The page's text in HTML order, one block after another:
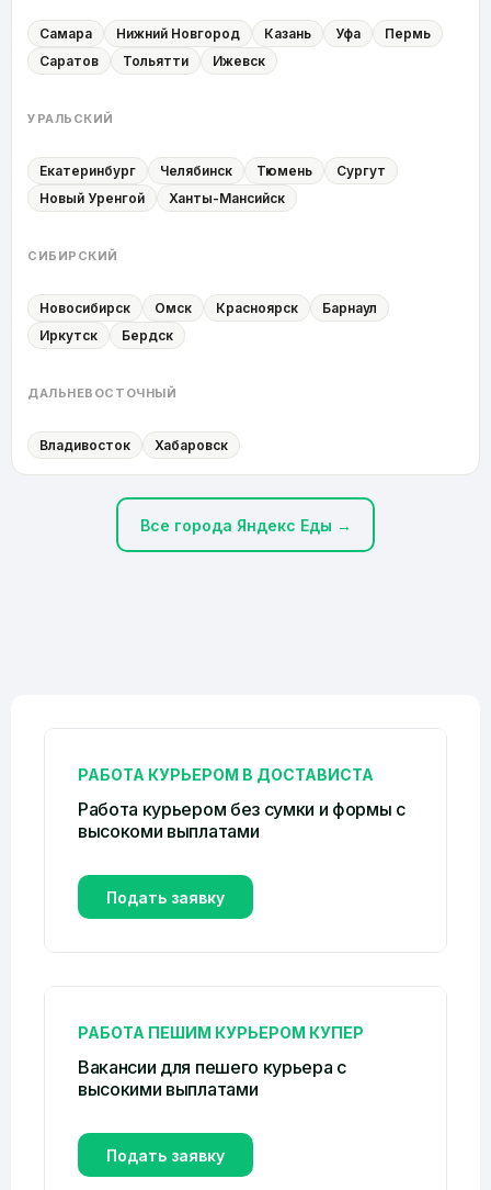
Самара Нижний Новгород Казань Уфа
Пермь
Саратов
Тольятти Ижевск
УРАЛЬСКИЙ
Екатеринбург Челябинск Тюмень
Сургут
Новый Уренгой
Ханты-Мансийск
СИБИРСКИЙ
Новосибирск Омск Красноярск
Барнаул
Иркутск
Бердск
ДАЛЬНЕВОСТОЧНЫЙ
Владивосток Хабаровск
Все города Яндекс Еды →
РАБОТА КУРЬЕРОМ В ДОСТАВИСТА
Работа курьером без сумки и формы c
высокоми выплатами
Подать заявку
РАБОТА ПЕШИМ КУРЬЕРОМ КУПЕР
Вакансии для пешего курьера с
высокими выплатами
Подать заявку